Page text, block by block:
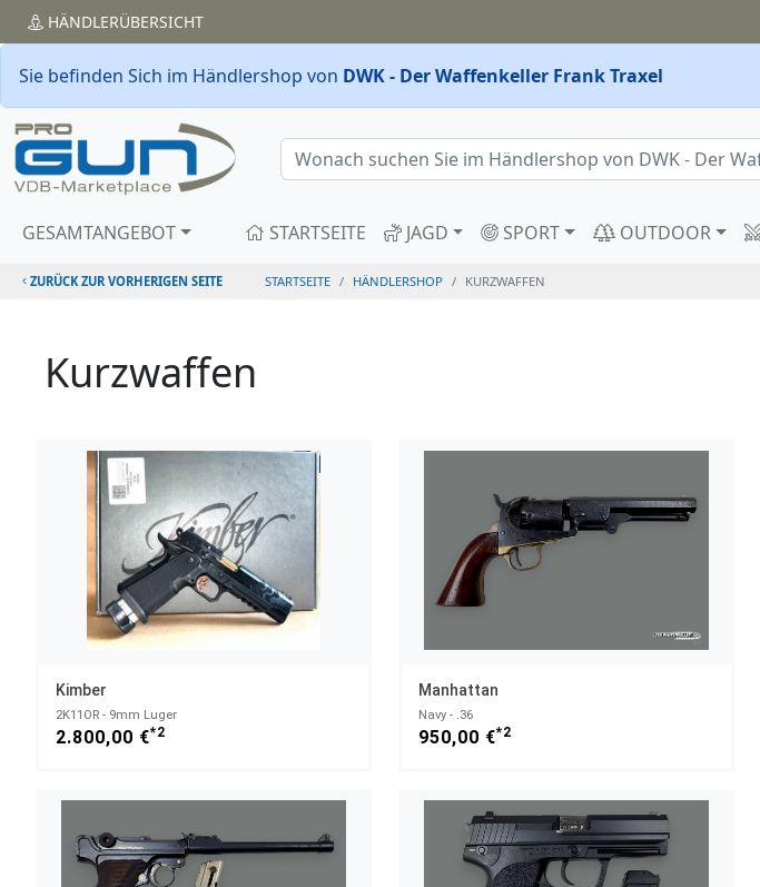
HÄNDLERÜBERSICHT
Sie befinden Sich im Händlershop von DWK - Der Waffenkeller Frank Traxel
GESAMTANGEBOT STARTSEITE JAGD SPORT OUTDOOR
ZURÜCK ZUR VORHERIGEN SEITE STARTSEITE HÄNDLERSHOP KURZWAFFEN
Kurzwaffen
Kimber
2K11OR - 9mm Luger
2.800,00 €*2
Manhattan
Navy - .36
950,00 €*2